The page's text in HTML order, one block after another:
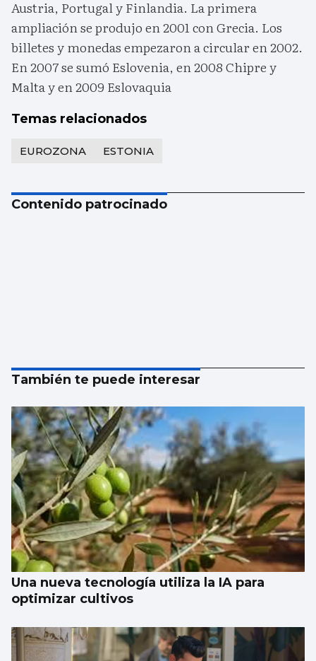
Austria, Portugal y Finlandia. La primera
ampliación se produjo en 2001 con Grecia. Los
billetes y monedas empezaron a circular en 2002.
En 2007 se sumó Eslovenia, en 2008 Chipre y
Malta y en 2009 Eslovaquia
Temas relacionados
EUROZONA ESTONIA
Contenido patrocinado
También te puede interesar
Una nueva tecnología utiliza la IA para
optimizar cultivos